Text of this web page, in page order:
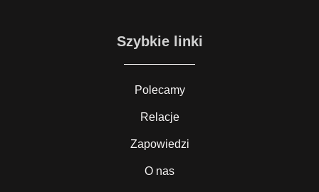
Szybkie linki
Polecamy
Relacje
Zapowiedzi
O nas